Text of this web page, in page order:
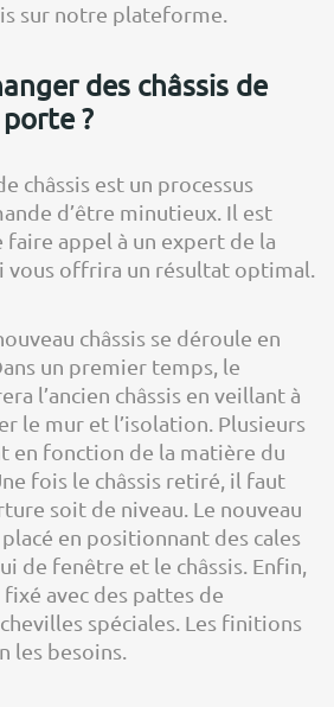
sur notre plateforme.
des châssis de
?
châssis est un processus
d’être minutieux. Il est
faire appel à un expert de la
vous offrira un résultat optimal.
châssis se déroule en
un premier temps, le
l’ancien châssis en veillant à
le mur et l’isolation. Plusieurs
en fonction de la matière du
fois le châssis retiré, il faut
soit de niveau. Le nouveau
en positionnant des cales
de fenêtre et le châssis. Enfin,
avec des pattes de
spéciales. Les finitions
les besoins.